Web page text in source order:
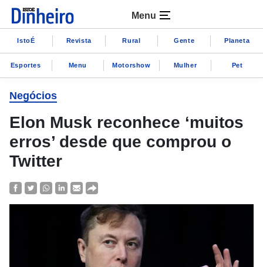
Menu
IstoÉ Revista Rural Gente Planeta
Esportes Menu Motorshow Mulher Pet
Negócios
Elon Musk reconhece ‘muitos
erros’ desde que comprou o
Twitter